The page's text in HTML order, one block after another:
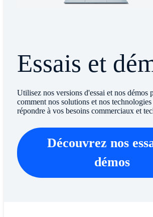
Essais et
Utilisez nos versions d'essai et nos démos
comment nos solutions et nos
répondre à vos besoins commerciaux et
Découvrez nos
démos